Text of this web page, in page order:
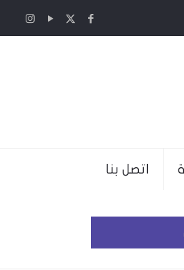
اتصل بنا